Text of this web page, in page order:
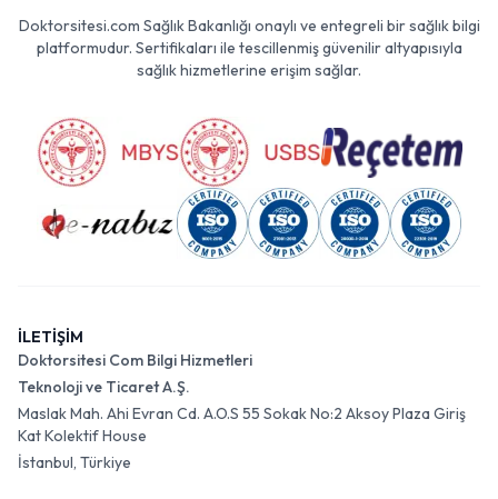
Doktorsitesi.com Sağlık Bakanlığı onaylı ve entegreli bir sağlık bilgi
platformudur. Sertifikaları ile tescillenmiş güvenilir altyapısıyla
sağlık hizmetlerine erişim sağlar.
İLETİŞİM
Doktorsitesi Com Bilgi Hizmetleri
Teknoloji ve Ticaret A.Ş.
Maslak Mah. Ahi Evran Cd. A.O.S 55 Sokak No:2 Aksoy Plaza Giriş
Kat Kolektif House
İstanbul, Türkiye